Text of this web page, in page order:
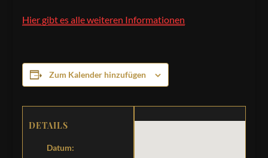
Hier gibt es alle weiteren Informationen
Zum Kalender hinzufügen
DETAILS
Datum: